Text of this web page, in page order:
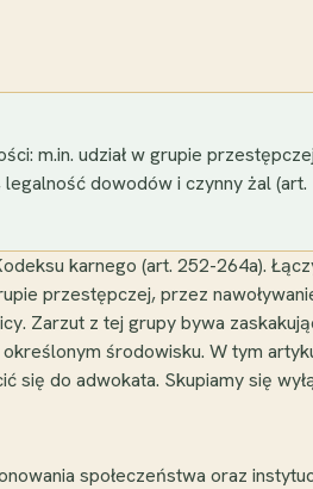
m.in. udział w grupie przestępczej
dowodów i czynny żal (art.
karnego (art. 252-264a).
przestępczej, przez
Zarzut z tej grupy bywa
środowisku. W tym
się do adwokata. Skupiamy się
społeczeństwa oraz